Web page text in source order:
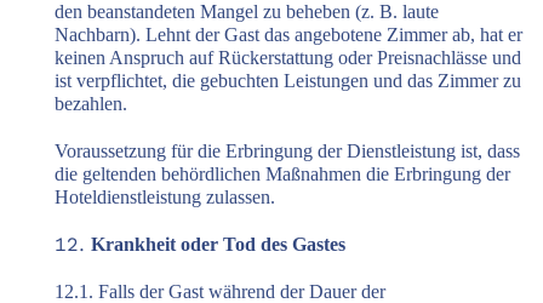
den beanstandeten Mangel zu beheben (z. B. laute
Nachbarn). Lehnt der Gast das angebotene Zimmer ab, hat er
keinen Anspruch auf Rückerstattung oder Preisnachlässe und
ist verpflichtet, die gebuchten Leistungen und das Zimmer zu
bezahlen.
Voraussetzung für die Erbringung der Dienstleistung ist, dass
die geltenden behördlichen Maßnahmen die Erbringung der
Hoteldienstleistung zulassen.
Krankheit oder Tod des Gastes
12.1. Falls der Gast während der Dauer der